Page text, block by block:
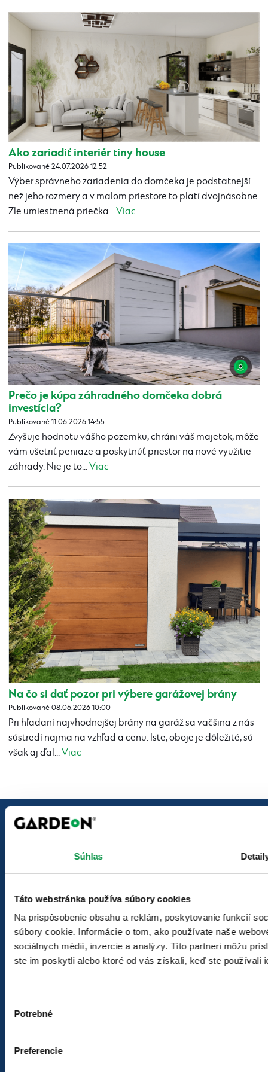
Súhlas
Táto webstránka používa súbory cookies
Na prispôsobenie obsahu a reklám, poskytovanie funkcií
súbory cookie. Informácie o tom, ako používate naše
sociálnych médií, inzercie a analýzy. Títo partneri môžu
ste im poskytli alebo ktoré od vás získali, keď ste používali
súhlasu
Potrebné
Preferencie
Ako zariadiť interiér tiny house
Publikované 24.07.2026 12:52
Výber správneho zariadenia do domčeka je podstatnejší
než jeho rozmery a v malom priestore to platí dvojnásobne.
Zle umiestnená priečka...Viac
Prečo je kúpa záhradného domčeka dobrá
investícia?
Publikované 11.06.2026 14:55
Zvyšuje hodnotu vášho pozemku, chráni váš majetok, môže
vám ušetriť peniaze a poskytnúť priestor na nové využitie
záhrady. Nie je to...Viac
Na čo si dať pozor pri výbere garážovej brány
Publikované 08.06.2026 10:00
Pri hľadaní najvhodnejšej brány na garáž sa väčšina z nás
sústredí najmä na vzhľad a cenu. Iste, oboje je dôležité, sú
však aj ďal...Viac
Poznáte nás z týchto médií
Naši zákazníci
VOP – Všeobecné obchodné podmienky
Používanie webových stránok GARDEON